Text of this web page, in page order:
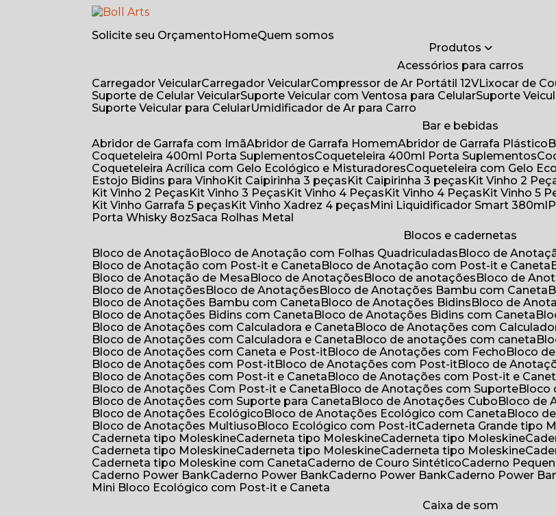
Solicite seu Orçamento Home
Quem somos
Produtos
Acessórios para carros
Carregador Veicular
Carregador Veicular Compressor de Ar Portátil 12V Lixocar de
Suporte de Celular Veicular Suporte Veicular com Ventosa para Celular Suporte
Suporte Veicular para Celular
Umidificador de Ar para Carro
Bar e bebidas
Abridor de Garrafa com Imã
Abridor de Garrafa Homem Abridor de Garrafa Plástico
Coqueteleira 400ml Porta Suplementos
Coqueteleira 400ml Porta Suplementos
Coqueteleira Acrílica com Gelo Ecológico e Misturadores
Coqueteleira com Gelo
Estojo Bidins para Vinho
Kit Caipirinha 3 peças Kit Caipirinha 3 peças Kit Vinho 2
Kit Vinho 2 Peças
Kit Vinho 3 Peças Kit Vinho 4 Peças Kit Vinho 4 Peças Kit Vinho 5
Kit Vinho Garrafa 5 peças
Kit Vinho Xadrez 4 peças Mini Liquidificador Smart 380ml
Porta Whisky 8oz
Saca Rolhas Metal
Blocos e cadernetas
Bloco de Anotação
Bloco de Anotação com Folhas Quadriculadas
Bloco de
Bloco de Anotação com Post-it e Caneta
Bloco de Anotação com Post-it e Caneta
Bloco de Anotação de Mesa
Bloco de Anotações Bloco de anotações Bloco de
Bloco de Anotações
Bloco de Anotações Bloco de Anotações Bambu com Caneta
Bloco de Anotações Bambu com Caneta
Bloco de Anotações Bidins
Bloco de
Bloco de Anotações Bidins com Caneta
Bloco de Anotações Bidins com Caneta
Bloco de Anotações com Calculadora e Caneta
Bloco de Anotações com
Bloco de Anotações com Calculadora e Caneta
Bloco de anotações com caneta
Bloco de Anotações com Caneta e Post-it
Bloco de Anotações com Fecho
Bloco
Bloco de Anotações com Post-it
Bloco de Anotações com Post-it
Bloco de
Bloco de Anotações com Post-it e Caneta
Bloco de Anotações com Post-it e
Bloco de Anotações Com Post-it e Caneta
Bloco de Anotações com Suporte
Bloco de Anotações com Suporte para Caneta
Bloco de Anotações Cubo
Bloco
Bloco de Anotações Ecológico
Bloco de Anotações Ecológico com Caneta
Bloco
Bloco de Anotações Multiuso
Bloco Ecológico com Post-it Caderneta Grande tipo
Caderneta tipo Moleskine
Caderneta tipo Moleskine Caderneta tipo Moleskine
Caderneta tipo Moleskine
Caderneta tipo Moleskine Caderneta tipo Moleskine
Caderneta tipo Moleskine com Caneta
Caderno de Couro Sintético Caderno
Caderno Power Bank
Caderno Power Bank Caderno Power Bank Caderno Power
Mini Bloco Ecológico com Post-it e Caneta
Caixa de som